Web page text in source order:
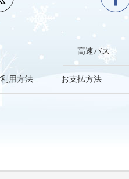
高速バス
用方法 お支払方法